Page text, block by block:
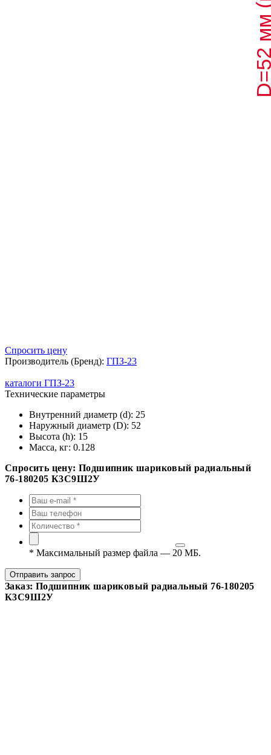
Спросить цену
Производитель (Бренд): ГПЗ-23
каталоги ГПЗ-23
Технические параметры
Внутренний диаметр (d): 25
Наружный диаметр (D): 52
Высота (h): 15
Масса, кг: 0.128
Спросить цену: Подшипник шариковый радиальный
76-180205 К3С9Ш2У
* Максимальный размер файла — 20 МБ.
Отправить запрос
Заказ: Подшипник шариковый радиальный 76-180205
К3С9Ш2У